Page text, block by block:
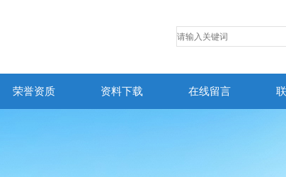
荣誉资质 资料下载 在线留言